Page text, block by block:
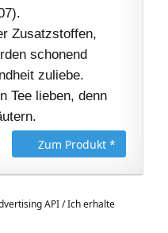
Zusatzstoffen,
schonend
zuliebe.
Tee lieben, denn
Zum Produkt *
API / Ich erhalte